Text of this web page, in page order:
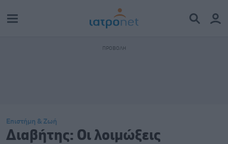
Επιστήμη & Ζωή
Διαβήτης: Οι λοιμώξεις